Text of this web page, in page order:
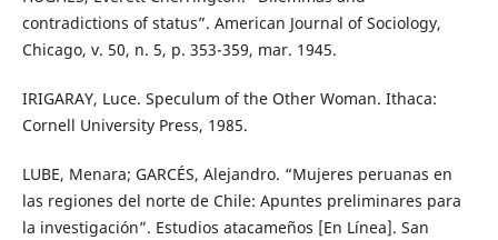
contradictions of status”. American Journal of Sociology,
Chicago, v. 50, n. 5, p. 353-359, mar. 1945.
IRIGARAY, Luce. Speculum of the Other Woman. Ithaca:
Cornell University Press, 1985.
LUBE, Menara; GARCÉS, Alejandro. “Mujeres peruanas en
las regiones del norte de Chile: Apuntes preliminares para
la investigación”. Estudios atacameños [En Línea]. San